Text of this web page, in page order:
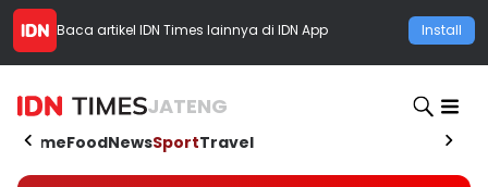
Baca artikel IDN Times lainnya di IDN App Install
JATENG
HomeFoodNewsSportTravel